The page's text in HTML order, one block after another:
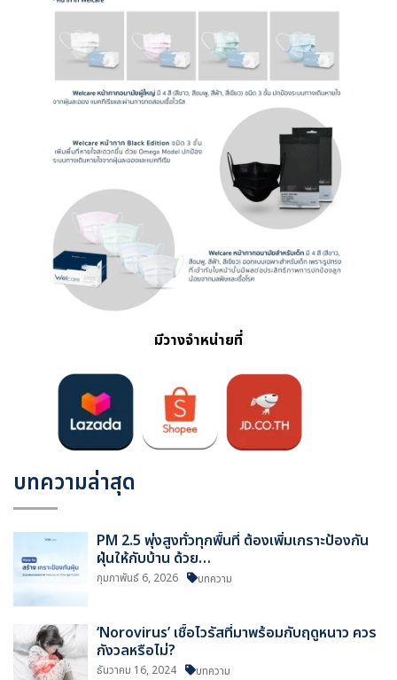
มีวางจำหน่ายที่
บทความล่าสุด
PM 2.5 พุ่งสูงทั่วทุกพื้นที่ ต้องเพิ่มเกราะป้องกัน
ฝุ่นให้กับบ้าน ด้วย…
กุมภาพันธ์ 6, 2026 บทความ
‘Norovirus’ เชื้อไวรัสที่มาพร้อมกับฤดูหนาว ควร
กังวลหรือไม่?
ธันวาคม 16, 2024 บทความ